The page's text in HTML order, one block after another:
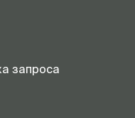
запроса